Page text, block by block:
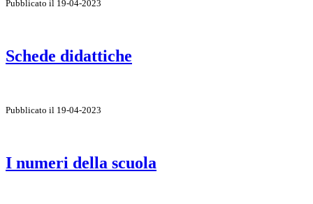
Pubblicato il 19-04-2023
Schede didattiche
Pubblicato il 19-04-2023
I numeri della scuola